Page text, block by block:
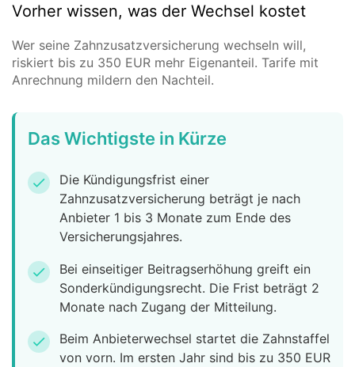
Vorher wissen, was der Wechsel kostet
Wer seine Zahnzusatzversicherung wechseln will,
riskiert bis zu 350 EUR mehr Eigenanteil. Tarife mit
Anrechnung mildern den Nachteil.
Das Wichtigste in Kürze
check
Die Kündigungsfrist einer
Zahnzusatzversicherung beträgt je nach
Anbieter 1 bis 3 Monate zum Ende des
Versicherungsjahres.
check
Bei einseitiger Beitragserhöhung greift ein
Sonderkündigungsrecht. Die Frist beträgt 2
Monate nach Zugang der Mitteilung.
check
Beim Anbieterwechsel startet die Zahnstaffel
von vorn. Im ersten Jahr sind bis zu 350 EUR